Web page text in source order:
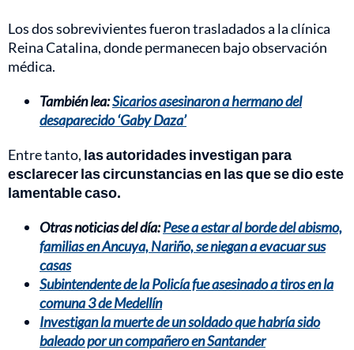
Los dos sobrevivientes fueron trasladados a la clínica
Reina Catalina, donde permanecen bajo observación
médica.
También lea:Sicarios asesinaron a hermano del
desaparecido ‘Gaby Daza’
Entre tanto, las autoridades investigan para
esclarecer las circunstancias en las que se dio este
lamentable caso.
Otras noticias del día:Pese a estar al borde del abismo,
familias en Ancuya, Nariño, se niegan a evacuar sus
casas
Subintendente de la Policía fue asesinado a tiros en la
comuna 3 de Medellín
Investigan la muerte de un soldado que habría sido
baleado por un compañero en Santander